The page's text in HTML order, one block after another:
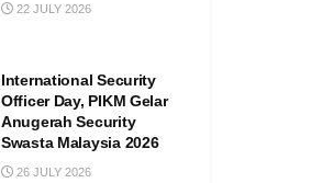
22 JULY 2026
International Security
Officer Day, PIKM Gelar
Anugerah Security
Swasta Malaysia 2026
26 JULY 2026